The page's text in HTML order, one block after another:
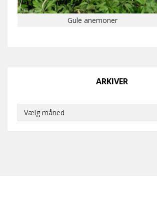
Gule anemoner
ARKIVER
Arkiver